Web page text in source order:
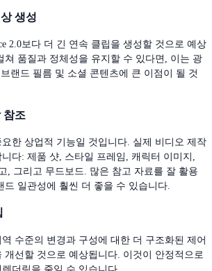
생성
2.0보다 더 긴 연속 클립을 생성할 것으로 예상
쳐 품질과 정체성을 유지할 수 있다면, 이는 광
랜드 필름 및 소셜 콘텐츠에 큰 이점이 될 것
참조
한 상업적 기능일 것입니다. 실제 비디오 제작
다: 제품 샷, 스타일 프레임, 캐릭터 이미지,
, 그리고 무드보드. 많은 참고 자료를 잘 활용
드 일관성에 훨씬 더 좋을 수 있습니다.
역 수준의 변경과 구성에 대한 더 구조화된 제어
개선할 것으로 예상됩니다. 이것이 안정적으로